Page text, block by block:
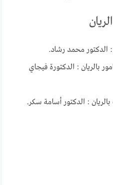
: الدكتور محمد رشاد.
بالريان : الدكتورة فيجاي
: الدكتور أسامة سكر.